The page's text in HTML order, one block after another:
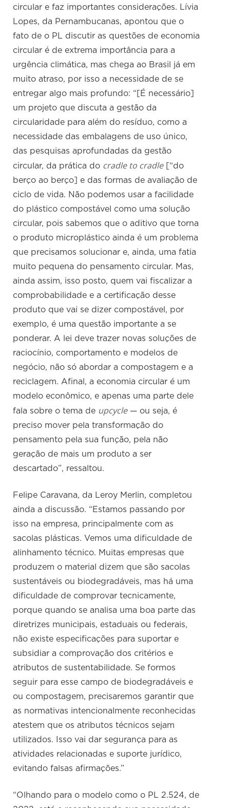
circular e faz importantes considerações. Lívia
Lopes, da Pernambucanas, apontou que o
fato de o PL discutir as questões de economia
circular é de extrema importância para a
urgência climática, mas chega ao Brasil já em
muito atraso, por isso a necessidade de se
entregar algo mais profundo: “[É necessário]
um projeto que discuta a gestão da
circularidade para além do resíduo, como a
necessidade das embalagens de uso único,
das pesquisas aprofundadas da gestão
circular, da prática do cradle to cradle
[“do
berço ao berço] e das formas de avaliação de
ciclo de vida. Não podemos usar a facilidade
do plástico compostável como uma solução
circular, pois sabemos que o aditivo que torna
o produto microplástico ainda é um problema
que precisamos solucionar e, ainda, uma fatia
muito pequena do pensamento circular. Mas,
ainda assim, isso posto, quem vai fiscalizar a
comprobabilidade e a certificação desse
produto que vai se dizer compostável, por
exemplo, é uma questão importante a se
ponderar. A lei deve trazer novas soluções de
raciocínio, comportamento e modelos de
negócio, não só abordar a compostagem e a
reciclagem. Afinal, a economia circular é um
modelo econômico, e apenas uma parte dele
fala sobre o tema de upcycle— ou seja, é
preciso mover pela transformação do
pensamento pela sua função, pela não
geração de mais um produto a ser
descartado”, ressaltou.
Felipe Caravana, da Leroy Merlin, completou
ainda a discussão. “Estamos passando por
isso na empresa, principalmente com as
sacolas plásticas. Vemos uma dificuldade de
alinhamento técnico. Muitas empresas que
produzem o material dizem que são sacolas
sustentáveis ou biodegradáveis, mas há uma
dificuldade de comprovar tecnicamente,
porque quando se analisa uma boa parte das
diretrizes municipais, estaduais ou federais,
não existe especificações para suportar e
subsidiar a comprovação dos critérios e
atributos de sustentabilidade. Se formos
seguir para esse campo de biodegradáveis e
ou compostagem, precisaremos garantir que
as normativas intencionalmente reconhecidas
atestem que os atributos técnicos sejam
utilizados. Isso vai dar segurança para as
atividades relacionadas e suporte jurídico,
evitando falsas afirmações.”
“Olhando para o modelo como o PL 2.524, de